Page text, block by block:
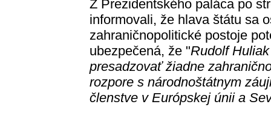
Z Prezidentského paláca po
informovali, že hlava štátu sa
zahraničnopolitické postoje
ubezpečená, že "Rudolf
presadzovať žiadne
rozpore s národnoštátnym
členstve v Európskej únii a